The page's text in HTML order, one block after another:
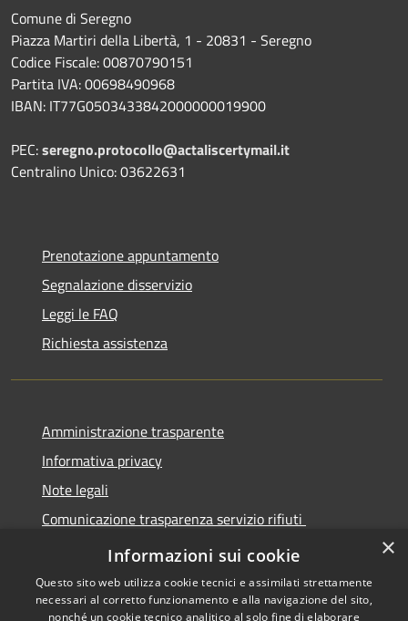
Comune di Seregno
Piazza Martiri della Libertà, 1 - 20831 - Seregno
Codice Fiscale: 00870790151
Partita IVA: 00698490968
IBAN: IT77G0503433842000000019900
PEC:seregno.protocollo@actaliscertymail.it
Centralino Unico: 03622631
Prenotazione appuntamento
Segnalazione disservizio
Leggi le FAQ
Richiesta assistenza
Amministrazione trasparente
Informativa privacy
Note legali
Comunicazione trasparenza servizio rifiuti
Dichiarazione di accessibilità
×
Informazioni sui cookie
Questo sito web utilizza cookie tecnici e assimilati strettamente
necessari al corretto funzionamento e alla navigazione del sito,
nonché un cookie tecnico analitico al solo fine di elaborare